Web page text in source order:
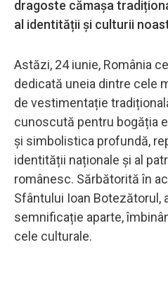
dragoste cămașa
al identității și culturii
Astăzi, 24 iunie, România
dedicată uneia dintre cele
de vestimentație
cunoscută pentru bogăția
și simbolistica profundă,
identității naționale și al
românesc. Sărbătorită în
Sfântului Ioan Botezătorul,
semnificație aparte,
cele culturale.